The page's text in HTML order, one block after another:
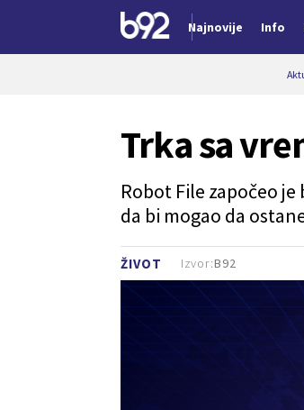
Najnovije Info
ŽIVOT
Trka sa
Robot File započeo
da bi mogao da
Izvor:B92